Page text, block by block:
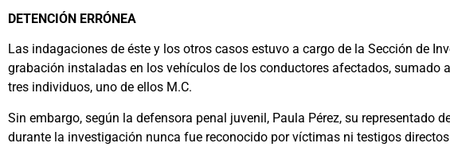
DETENCIÓN ERRÓNEA
Las indagaciones de éste y los otros casos estuvo a cargo de la Sección de
grabación instaladas en los vehículos de los conductores afectados,
tres individuos, uno de ellos M.C.
Sin embargo, según la defensora penal juvenil, Paula Pérez, su
durante la investigación nunca fue reconocido por víctimas ni testigos